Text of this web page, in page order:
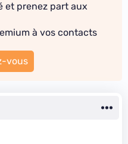
et prenez part aux
à vos contacts
vous